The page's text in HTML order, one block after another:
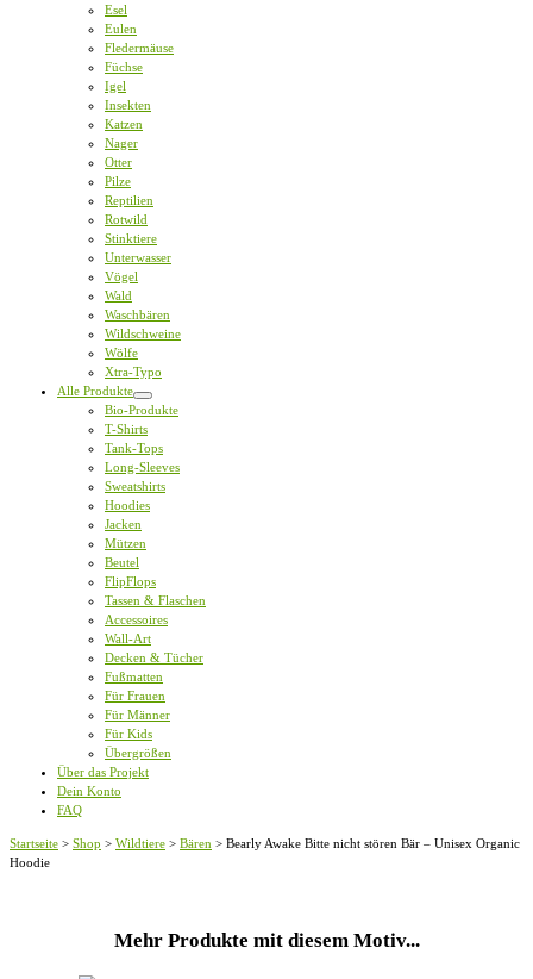
Esel
Eulen
Fledermäuse
Füchse
Igel
Insekten
Katzen
Nager
Otter
Pilze
Reptilien
Rotwild
Stinktiere
Unterwasser
Vögel
Wald
Waschbären
Wildschweine
Wölfe
Xtra-Typo
Alle Produkte
Bio-Produkte
T-Shirts
Tank-Tops
Long-Sleeves
Sweatshirts
Hoodies
Jacken
Mützen
Beutel
FlipFlops
Tassen & Flaschen
Accessoires
Wall-Art
Decken & Tücher
Fußmatten
Für Frauen
Für Männer
Für Kids
Übergrößen
Über das Projekt
Dein Konto
FAQ
Startseite > Shop > Wildtiere > Bären > Bearly Awake Bitte nicht stören Bär – Unisex Organic
Hoodie
Mehr Produkte mit diesem Motiv...